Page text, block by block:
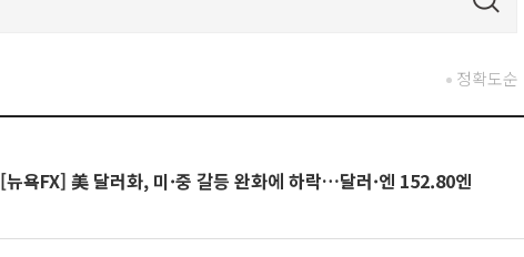
정확도순
[뉴욕FX] 美 달러화, 미·중 갈등 완화에 하락…달러·엔 152.80엔